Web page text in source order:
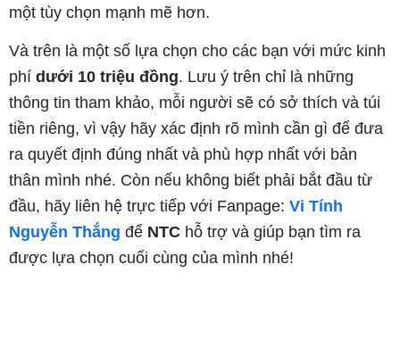
một tùy chọn mạnh mẽ hơn.
Và trên là một số lựa chọn cho các bạn với mức kinh
phí dưới 10 triệu đồng. Lưu ý trên chỉ là những
thông tin tham khảo, mỗi người sẽ có sở thích và túi
tiền riêng, vì vậy hãy xác định rõ mình cần gì để đưa
ra quyết định đúng nhất và phù hợp nhất với bản
thân mình nhé. Còn nếu không biết phải bắt đầu từ
đầu, hãy liên hệ trực tiếp với Fanpage: Vi Tính
Nguyễn Thắng để NTC hỗ trợ và giúp bạn tìm ra
được lựa chọn cuối cùng của mình nhé!